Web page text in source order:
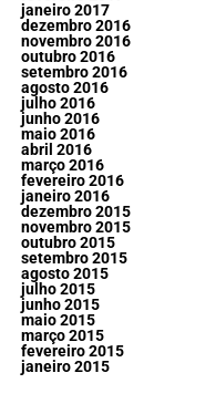
janeiro 2017
dezembro 2016
novembro 2016
outubro 2016
setembro 2016
agosto 2016
julho 2016
junho 2016
maio 2016
abril 2016
março 2016
fevereiro 2016
janeiro 2016
dezembro 2015
novembro 2015
outubro 2015
setembro 2015
agosto 2015
julho 2015
junho 2015
maio 2015
março 2015
fevereiro 2015
janeiro 2015